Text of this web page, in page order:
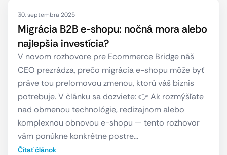
30. septembra 2025
Migrácia B2B e-shopu: nočná mora alebo
najlepšia investícia?
V novom rozhovore pre Ecommerce Bridge náš
CEO prezrádza, prečo migrácia e-shopu môže byť
práve tou prelomovou zmenou, ktorú váš biznis
potrebuje. V článku sa dozviete: 👉 Ak rozmýšľate
nad obmenou technológie, redizajnom alebo
komplexnou obnovou e-shopu — tento rozhovor
vám ponúkne konkrétne postre…
Čítať článok